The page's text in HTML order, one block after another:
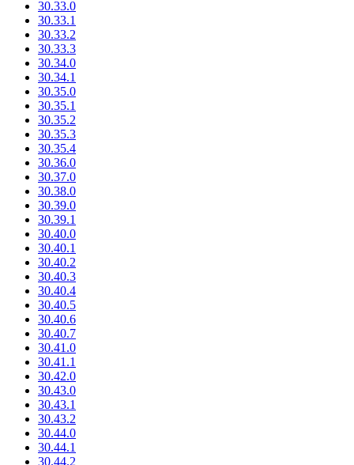
30.33.0
30.33.1
30.33.2
30.33.3
30.34.0
30.34.1
30.35.0
30.35.1
30.35.2
30.35.3
30.35.4
30.36.0
30.37.0
30.38.0
30.39.0
30.39.1
30.40.0
30.40.1
30.40.2
30.40.3
30.40.4
30.40.5
30.40.6
30.40.7
30.41.0
30.41.1
30.42.0
30.43.0
30.43.1
30.43.2
30.44.0
30.44.1
30.44.2